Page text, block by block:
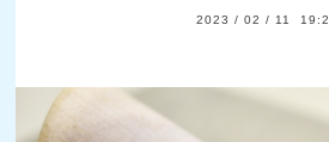
2023 /02 / 11